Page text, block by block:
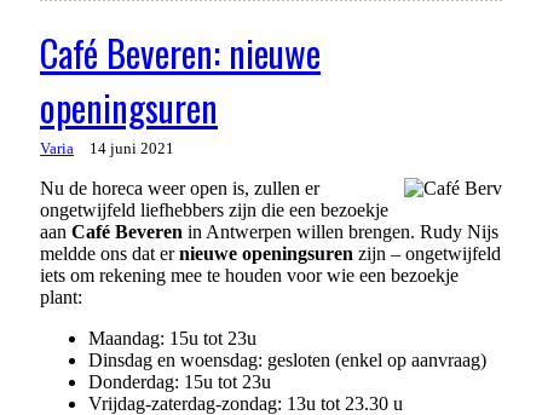
Café Beveren: nieuwe
openingsuren
Varia 14 juni 2021
Nu de horeca weer open is, zullen er
ongetwijfeld liefhebbers zijn die een bezoekje
aan Café Beveren in Antwerpen willen brengen. Rudy Nijs
meldde ons dat ernieuwe openingsuren zijn – ongetwijfeld
iets om rekening mee te houden voor wie een bezoekje
plant:
Maandag: 15u tot 23u
Dinsdag en woensdag: gesloten (enkel op aanvraag)
Donderdag: 15u tot 23u
Vrijdag-zaterdag-zondag: 13u tot 23.30 u